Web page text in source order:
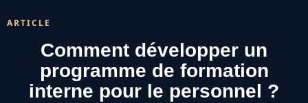
ARTICLE
Comment développer un
programme de formation
interne pour le personnel ?